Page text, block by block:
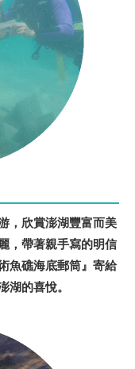
，欣賞澎湖豐富而美
，帶著親手寫的明信
魚礁海底郵筒』寄給
湖的喜悅。